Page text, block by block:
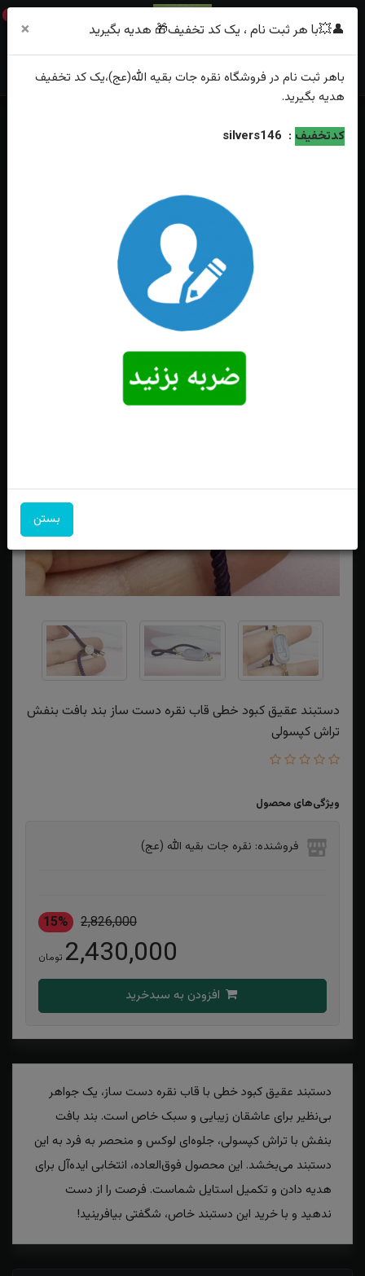
0
خانه
فهرست محصولات
دستبند عقیق کبود خطی قاب نقره دست ساز بند بافت بنفش تراش کپسولی
دستبند عقیق کبود خطی قاب نقره دست ساز بند بافت بنفش
تراش کپسولی
ویژگی‌های محصول
فروشنده: نقره جات بقیه الله (عج)
2,826,000
15%
2,430,000 تومان
دستبند عقیق کبود خطی با قاب نقره دست ساز، یک جواهر
بی‌نظیر برای عاشقان زیبایی و سبک خاص است. بند بافت
بنفش با تراش کپسولی، جلوه‌ای لوکس و منحصر به فرد به این
دستبند می‌بخشد. این محصول فوق‌العاده، انتخابی ایده‌آل برای
هدیه دادن و تکمیل استایل شماست. فرصت را از دست
ندهید و با خرید این دستبند خاص، شگفتی بیافرینید!
👤💥با هر ثبت نام ، یک کد تخفیف🎁 هدیه بگیرید ×
باهر ثبت نام در فروشگاه نقره جات بقیه الله(عج)،یک کد تخفیف
هدیه بگیرید.
کدتخفیف :
silvers146
بستن